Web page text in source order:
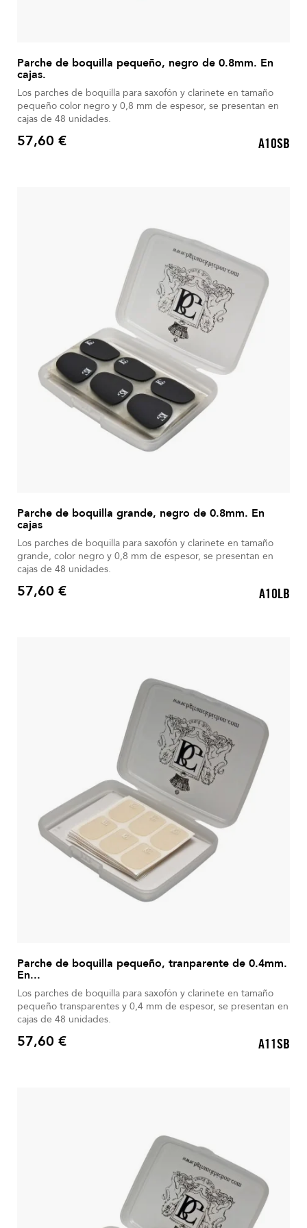
Parche de boquilla pequeño, negro de 0.8mm. En
cajas.
Los parches de boquilla para saxofón y clarinete en tamaño
pequeño color negro y 0,8 mm de espesor, se presentan en
cajas de 48 unidades.
Precio
57,60 € A10SB
Parche de boquilla grande, negro de 0.8mm. En
cajas
Los parches de boquilla para saxofón y clarinete en tamaño
grande, color negro y 0,8 mm de espesor, se presentan en
cajas de 48 unidades.
Precio
57,60 € A10LB
Parche de boquilla pequeño, tranparente de 0.4mm.
En...
Los parches de boquilla para saxofón y clarinete en tamaño
pequeño transparentes y 0,4 mm de espesor, se presentan en
cajas de 48 unidades.
Precio
57,60 € A11SB